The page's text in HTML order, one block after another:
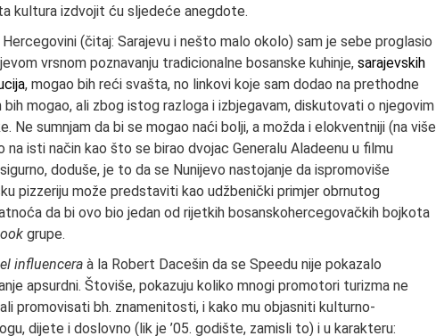
kultura izdvojit ću sljedeće anegdote.
(čitaj: Sarajevu i nešto malo okolo) sam je sebe proglasio
vrsnom poznavanju tradicionalne bosanske kuhinje, sarajevskih
, mogao bih reći svašta, no linkovi koje sam dodao na prethodne
mogao, ali zbog istog razloga i izbjegavam, diskutovati o njegovim
Ne sumnjam da bi se mogao naći bolji, a možda i elokventniji (na više
na isti način kao što se birao dvojac Generalu Aladeenu u filmu
doduše, je to da se Nunijevo nastojanje da ispromoviše
pizzeriju može predstaviti kao udžbenički primjer obrnutog
da bi ovo bio jedan od rijetkih bosanskohercegovačkih bojkota
grupe.
influencera à la Robert Dacešin da se Speedu nije pokazalo
apsurdni. Štoviše, pokazuju koliko mnogi promotori turizma ne
promovisati bh. znamenitosti, i kako mu objasniti kulturno-
dijete i doslovno (lik je ’05. godište, zamisli to) i u karakteru: